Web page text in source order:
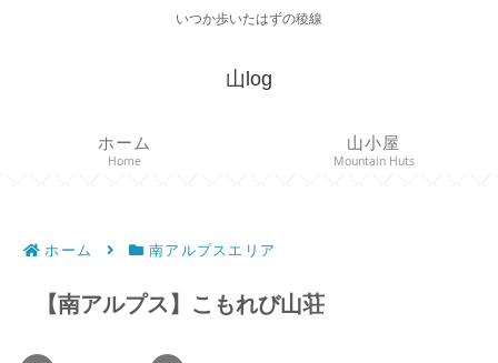
いつか歩いたはずの稜線
山log
ホーム
Home
山小屋
Mountain Huts
ホーム 南アルプスエリア
【南アルプス】こもれび山荘